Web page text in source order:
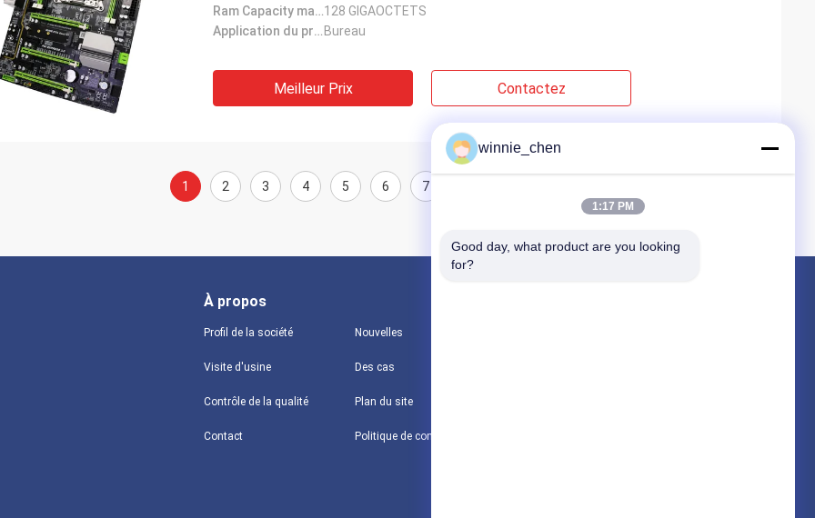
Ram Capacity maximum:128 GIGAOCTETS
Application du projet: Bureau
Meilleur Prix Contactez
1 2 3 4 5 6 7
À propos
Profil de la société
Visite d'usine
Contrôle de la qualité
Contact
Nouvelles
Des cas
Plan du site
winnie_chen
1:17 PM
Good day, what product are you looking
for?